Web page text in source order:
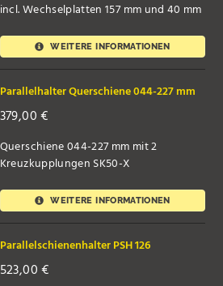
incl. Wechselplatten 157 mm und 40 mm
WEITERE INFORMATIONEN
Parallelhalter Querschiene 044-227 mm
379,00€
Querschiene 044-227 mm mit 2
Kreuzkupplungen SK50-X
WEITERE INFORMATIONEN
Parallelschienenhalter PSH 126
523,00€